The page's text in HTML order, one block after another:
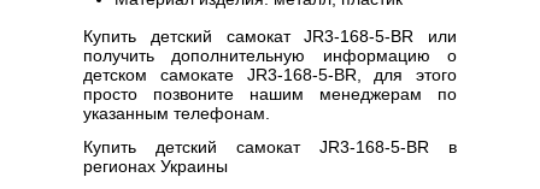
Купить детский самокат JR3-168-5-BR или
получить дополнительную информацию о
детском самокате JR3-168-5-BR, для этого
просто позвоните нашим менеджерам по
указанным телефонам.
Купить детский самокат JR3-168-5-BR в
регионах Украины